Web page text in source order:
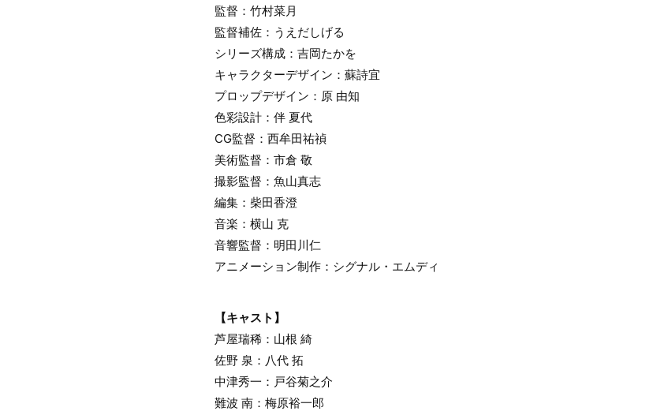
監督：竹村菜月
監督補佐：うえだしげる
シリーズ構成：吉岡たかを
キャラクターデザイン：蘇詩宜
プロップデザイン：原 由知
色彩設計：伴 夏代
CG監督：西牟田祐禎
美術監督：市倉 敬
撮影監督：魚山真志
編集：柴田香澄
音楽：横山 克
音響監督：明田川仁
アニメーション制作：シグナル・エムディ
【キャスト】
芦屋瑞稀：山根 綺
佐野 泉：八代 拓
中津秀一：戸谷菊之介
難波 南：梅原裕一郎